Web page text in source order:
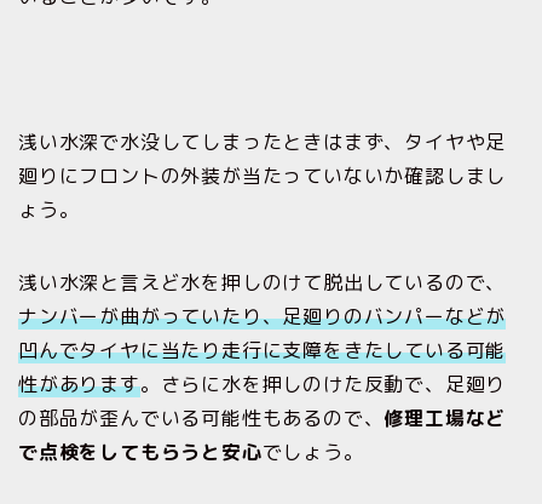
浅い水深で水没してしまったときはまず、タイヤや足
廻りにフロントの外装が当たっていないか確認しまし
ょう。
浅い水深と言えど水を押しのけて脱出しているので、
ナンバーが曲がっていたり、足廻りのバンパーなどが
凹んでタイヤに当たり走行に支障をきたしている可能
性があります。さらに水を押しのけた反動で、足廻り
の部品が歪んでいる可能性もあるので、 修理工場など
で点検をしてもらうと安心でしょう。